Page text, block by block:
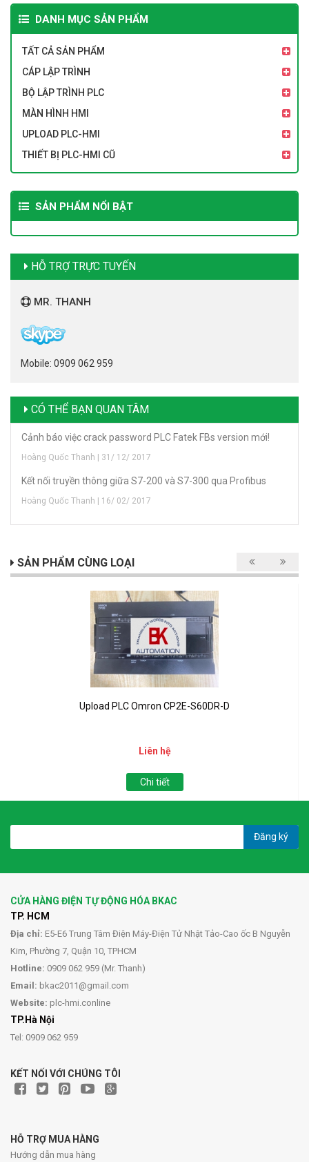
DANH MỤC SẢN PHẨM
TẤT CẢ SẢN PHẨM
CÁP LẬP TRÌNH
BỘ LẬP TRÌNH PLC
MÀN HÌNH HMI
UPLOAD PLC-HMI
THIẾT BỊ PLC-HMI CŨ
SẢN PHẨM NỔI BẬT
HỖ TRỢ TRỰC TUYẾN
MR. THANH
Mobile: 0909 062 959
CÓ THỂ BẠN QUAN TÂM
Cảnh báo việc crack password PLC Fatek FBs version mới!
Hoàng Quốc Thanh | 31/ 12/ 2017
Kết nối truyền thông giữa S7-200 và S7-300 qua Profibus
Hoàng Quốc Thanh | 16/ 02/ 2017
SẢN PHẨM CÙNG LOẠI
Upload PLC Omron CP2E-S60DR-D
Liên hệ
Chi tiết
Đăng ký
CỬA HÀNG ĐIỆN TỰ ĐỘNG HÓA BKAC
TP. HCM
Địa chỉ: E5-E6 Trung Tâm Điện Máy-Điện Tử Nhật Tảo-Cao ốc B Nguyễn
Kim, Phường 7, Quận 10, TPHCM
Hotline: 0909 062 959 (Mr. Thanh)
Email: bkac2011@gmail.com
Website: plc-hmi.conline
TP.Hà Nội
Tel: 0909 062 959
KẾT NỐI VỚI CHÚNG TÔI
HỖ TRỢ MUA HÀNG
Hướng dẫn mua hàng